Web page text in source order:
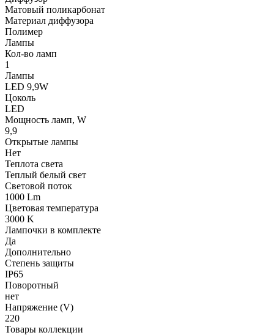
Матовый поликарбонат
Материал диффузора
Полимер
Лампы
Кол-во ламп
1
Лампы
LED 9,9W
Цоколь
LED
Мощность ламп, W
9,9
Открытые лампы
Нет
Теплота света
Теплый белый свет
Световой поток
1000 Lm
Цветовая температура
3000 K
Лампочки в комплекте
Да
Дополнительно
Степень защиты
IP65
Поворотный
нет
Напряжение (V)
220
Товары коллекции